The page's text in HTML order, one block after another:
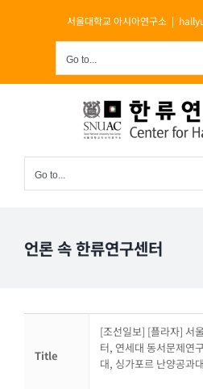
서울대학교 아시아연구소 |
Go to...
Go to...
언론 속 한류연구센터
Title
[조선일보] [플라자] 서
터, 연세대 동서문제연
대, 싱가포르 난양공과